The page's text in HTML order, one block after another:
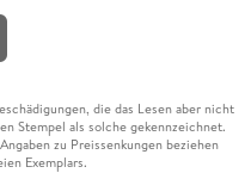
die das Lesen aber nicht
Stempel als solche gekennzeichnet.
zu Preissenkungen beziehen
Exemplars.